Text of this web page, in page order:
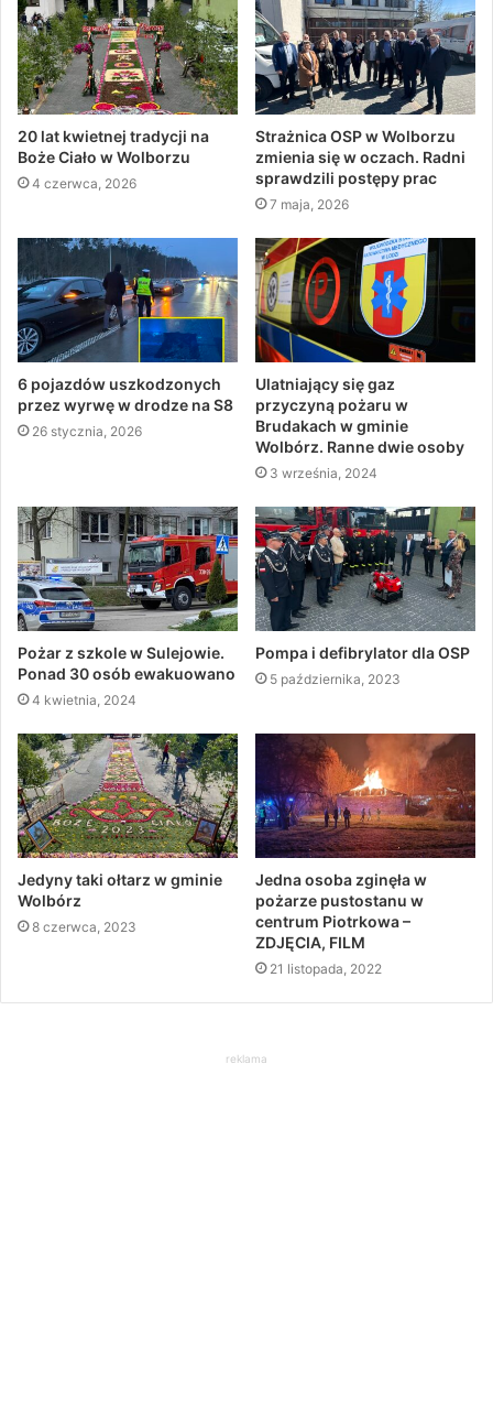
20 lat kwietnej tradycji na
Boże Ciało w Wolborzu
4 czerwca, 2026
Strażnica OSP w Wolborzu
zmienia się w oczach. Radni
sprawdzili postępy prac
7 maja, 2026
6 pojazdów uszkodzonych
przez wyrwę w drodze na S8
26 stycznia, 2026
Ulatniający się gaz
przyczyną pożaru w
Brudakach w gminie
Wolbórz. Ranne dwie osoby
3 września, 2024
Pożar z szkole w Sulejowie.
Ponad 30 osób ewakuowano
4 kwietnia, 2024
Pompa i defibrylator dla OSP
5 października, 2023
Jedyny taki ołtarz w gminie
Wolbórz
8 czerwca, 2023
Jedna osoba zginęła w
pożarze pustostanu w
centrum Piotrkowa –
ZDJĘCIA, FILM
21 listopada, 2022
reklama